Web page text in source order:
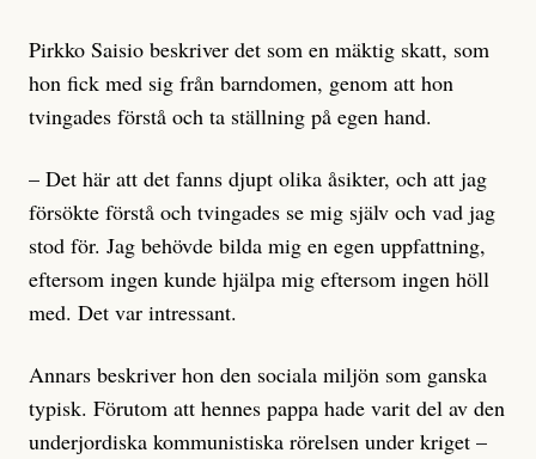
Pirkko Saisio beskriver det som en mäktig skatt, som
hon fick med sig från barndomen, genom att hon
tvingades förstå och ta ställning på egen hand.
– Det här att det fanns djupt olika åsikter, och att jag
försökte förstå och tvingades se mig själv och vad jag
stod för. Jag behövde bilda mig en egen uppfattning,
eftersom ingen kunde hjälpa mig eftersom ingen höll
med. Det var intressant.
Annars beskriver hon den sociala miljön som ganska
typisk. Förutom att hennes pappa hade varit del av den
underjordiska kommunistiska rörelsen under kriget –